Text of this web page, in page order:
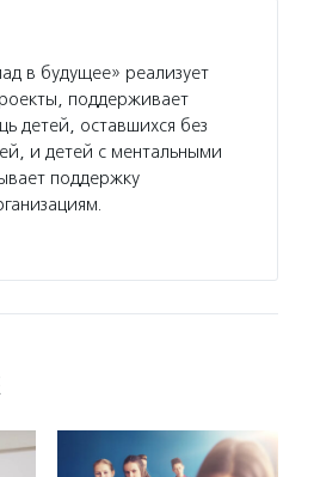
в будущее» реализует
поддерживает
детей, оставшихся без
и детей с ментальными
поддержку